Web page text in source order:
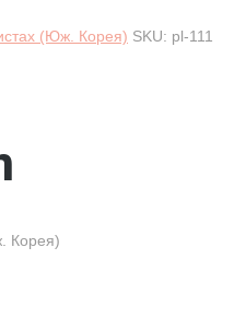
(Юж. Корея) SKU: pl-111
Корея)